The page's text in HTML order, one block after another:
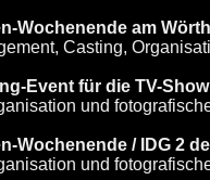
Wochenende am
Casting,
Event für die TV-
und
Wochenende / IDG 2
und